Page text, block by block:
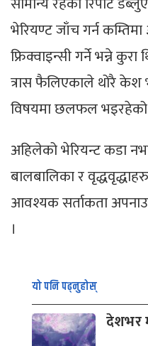
भेरियण्ट जाँच गर्न
फ्रिक्वाइन्सी गर्ने भन्ने
त्रास फैलिएकाले थोरै केश
विषयमा छलफल
अहिलेको भेरियन्ट कडा
बालबालिका र
आवश्यक सर्ताकता
।
यो पनि पढ्नुहोस्
देशभर